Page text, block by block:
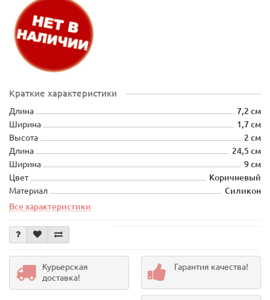
Краткие характеристики
Длина
7,2 см
Ширина
1,7 см
Высота
2 см
Длина
24,5 см
Ширина
9 см
Цвет
Коричневый
Материал
Силикон
Все характеристики
Курьерская
доставка!
Гарантия качества!